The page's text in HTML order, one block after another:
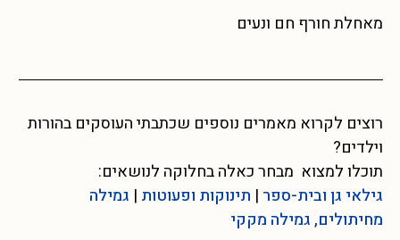
מאחלת חורף חם ונעים
רוצים לקרוא מאמרים נוספים שכתבתי העוסקים בהורות
וילדים?
תוכלו למצוא מבחר כאלה בחלוקה לנושאים:
גילאי גן ובית-ספר | תינוקות ופעוטות | גמילה
מחיתולים, גמילה מקקי